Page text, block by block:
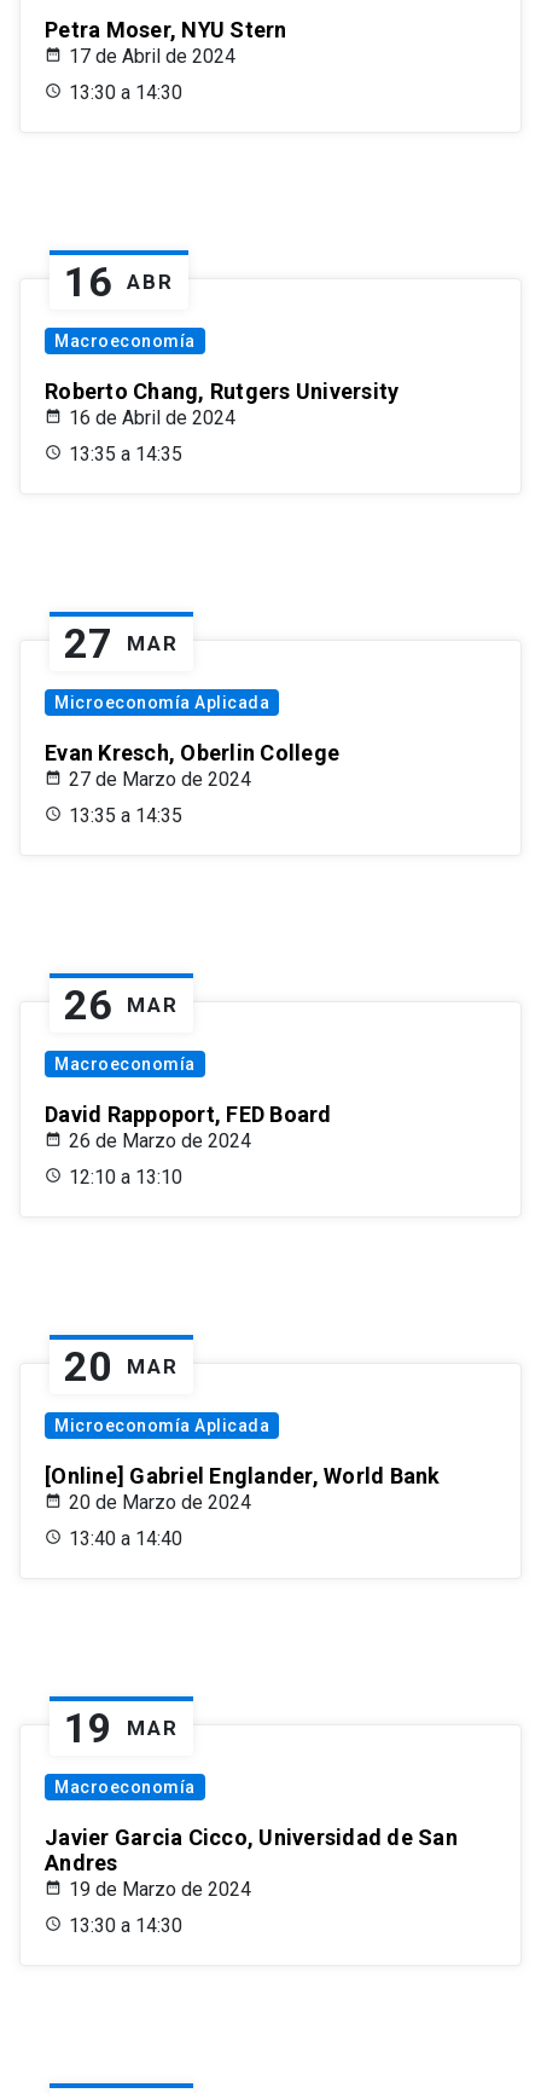
Petra Moser, NYU Stern
17 de Abril de 2024
13:30 a 14:30
16 ABR
Macroeconomía
Roberto Chang, Rutgers University
16 de Abril de 2024
13:35 a 14:35
27 MAR
Microeconomía Aplicada
Evan Kresch, Oberlin College
27 de Marzo de 2024
13:35 a 14:35
26 MAR
Macroeconomía
David Rappoport, FED Board
26 de Marzo de 2024
12:10 a 13:10
20 MAR
Microeconomía Aplicada
[Online] Gabriel Englander, World Bank
20 de Marzo de 2024
13:40 a 14:40
19 MAR
Macroeconomía
Javier Garcia Cicco, Universidad de San
Andres
19 de Marzo de 2024
13:30 a 14:30